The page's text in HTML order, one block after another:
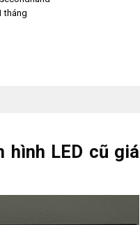
tháng
hình LED cũ giá